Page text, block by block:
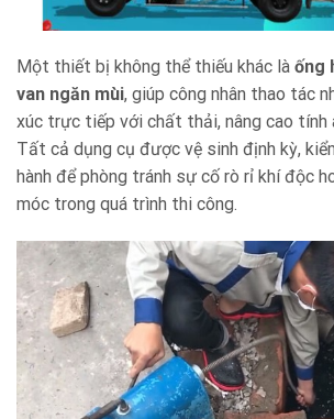
Một thiết bị không thể thiếu khác là ống
van ngăn mùi, giúp công nhân thao tác
xúc trực tiếp với chất thải, nâng cao tính
Tất cả dụng cụ được vệ sinh định kỳ,
hành để phòng tránh sự cố rò rỉ khí độc
móc trong quá trình thi công.